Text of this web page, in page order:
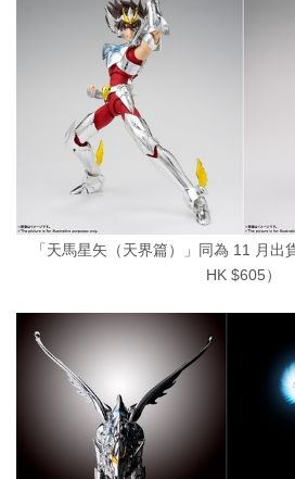
「天馬星矢（天界篇）」同為 11 月出
HK $605）